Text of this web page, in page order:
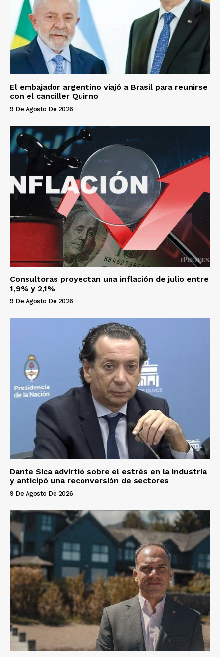
El embajador argentino viajó a Brasil para reunirse
con el canciller Quirno
9 De Agosto De 2026
Consultoras proyectan una inflación de julio entre
1,9% y 2,1%
9 De Agosto De 2026
Dante Sica advirtió sobre el estrés en la industria
y anticipó una reconversión de sectores
9 De Agosto De 2026